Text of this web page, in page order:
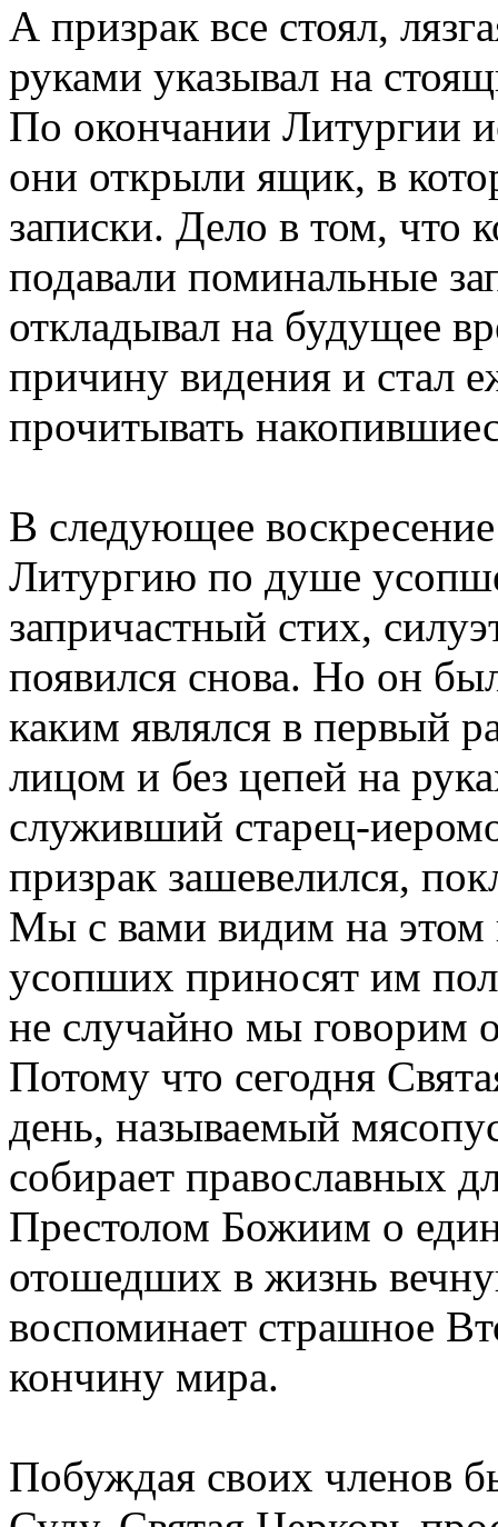
А призрак все стоял,
руками указывал на
По окончании Литургии
они открыли ящик, в
записки. Дело в том, что
подавали поминальные
откладывал на будущее
причину видения и стал
прочитывать
В следующее
Литургию по душе
запричастный стих,
появился снова. Но он
каким являлся в первый
лицом и без цепей на
служивший старец-
призрак зашевелился,
Мы с вами видим на этом
усопших приносят им
не случайно мы говорим
Потому что сегодня
день, называемый
собирает православных
Престолом Божиим о
отошедших в жизнь
воспоминает страшное
кончину мира.
Побуждая своих членов